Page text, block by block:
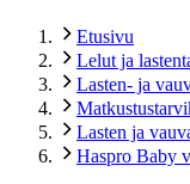
Etusivu
Lelut ja
Lasten- ja
Lasten ja
Haspro Baby